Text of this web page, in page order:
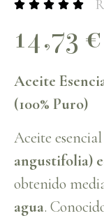
14,73 €
Aceite
(100% Puro)
Aceite
angustifolia)
obtenido
agua.